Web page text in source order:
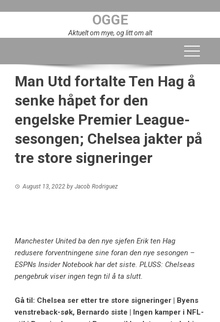
OGGE
Aktuelt om mye, og litt om alt
Man Utd fortalte Ten Hag å
senke håpet for den
engelske Premier League-
sesongen; Chelsea jakter på
tre store signeringer
August 13, 2022 by Jacob Rodriguez
Manchester United ba den nye sjefen Erik ten Hag
redusere forventningene sine foran den nye sesongen –
ESPNs Insider Notebook har det siste. PLUSS: Chelseas
pengebruk viser ingen tegn til å ta slutt.
Gå til: Chelsea ser etter tre store signeringer | Byens
venstreback-søk, Bernardo siste | Ingen kamper i NFL-